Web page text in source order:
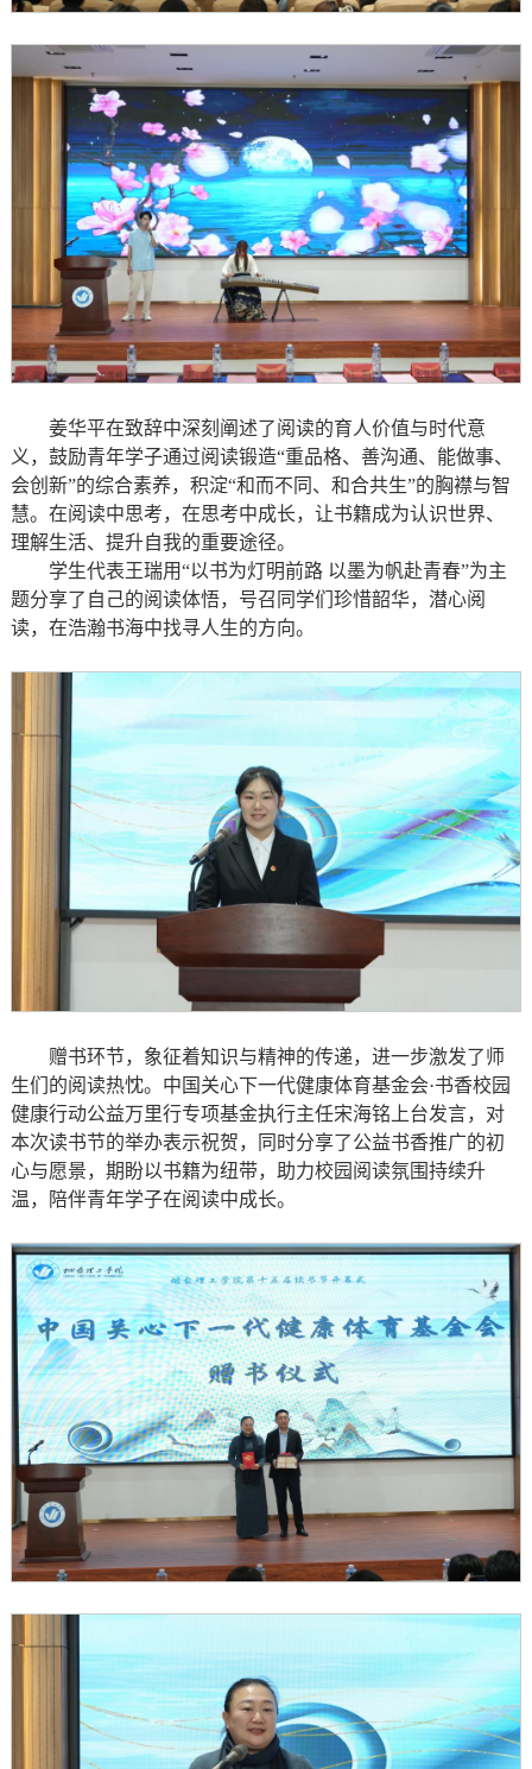
姜华平在致辞中深刻阐述了阅读的育人价值与时代意
义，鼓励青年学子通过阅读锻造“重品格、善沟通、能做事、
会创新”的综合素养，积淀“和而不同、和合共生”的胸襟与智
慧。在阅读中思考，在思考中成长，让书籍成为认识世界、
理解生活、提升自我的重要途径。
学生代表王瑞用“以书为灯明前路 以墨为帆赴青春”为主
题分享了自己的阅读体悟，号召同学们珍惜韶华，潜心阅
读，在浩瀚书海中找寻人生的方向。
赠书环节，象征着知识与精神的传递，进一步激发了师
生们的阅读热忱。中国关心下一代健康体育基金会·书香校园
健康行动公益万里行专项基金执行主任宋海铭上台发言，对
本次读书节的举办表示祝贺，同时分享了公益书香推广的初
心与愿景，期盼以书籍为纽带，助力校园阅读氛围持续升
温，陪伴青年学子在阅读中成长。